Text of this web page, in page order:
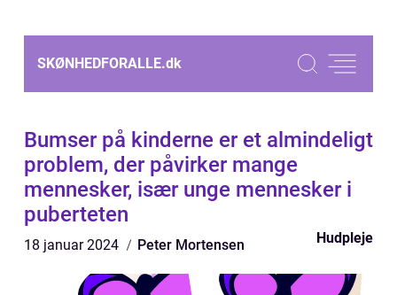
SKØNHEDFORALLE.dk
Bumser på kinderne er et almindeligt
problem, der påvirker mange
mennesker, især unge mennesker i
puberteten
18 januar 2024 Peter Mortensen Hudpleje